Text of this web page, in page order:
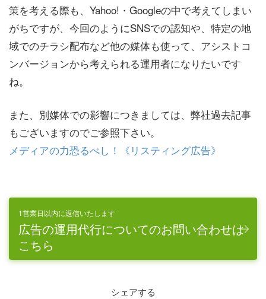
策を考える際も、Yahoo!・Googleの中で考えてしまい
がちですが、今回のようにSNSでの認知や、特定の地
域でのチラシ配布など他の媒体も使って、アシストコ
ンバージョンから考えられる運用者になりたいです
ね。
また、別媒体での影響につきましては、弊社過去記事
もございますのでご参照下さい。
メディアの力恐るべし！《リスティング広告》
1営業日以内に返信いたします
広告の運用代行についてのお問い合わせは
こちら
シェアする